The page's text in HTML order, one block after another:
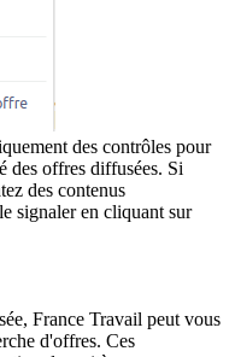
des contrôles pour
des offres diffusées. Si
des contenus
signaler en cliquant sur
France Travail peut vous
d'offres. Ces